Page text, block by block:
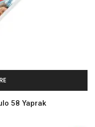
58 Yaprak